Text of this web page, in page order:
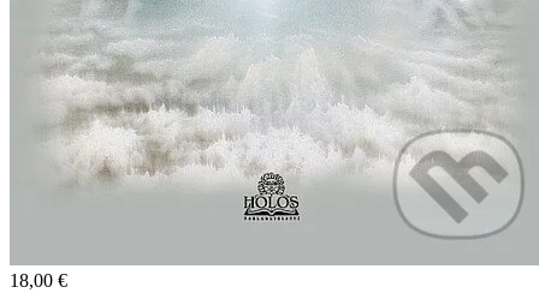
18,00 €